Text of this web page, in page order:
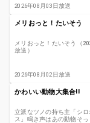
2026年08月03日放送
メリおっと！たいそう
メリおっと！たいそう（
放送）
2026年08月02日放送
かわいい動物大集合!!
立派なツノの持ち主「シロ
ス」鳴き声はあの動物そ